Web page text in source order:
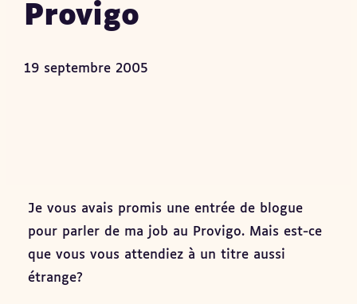
Provigo
19 septembre 2005
Je vous avais promis une entrée de blogue
pour parler de ma job au Provigo. Mais est-ce
que vous vous attendiez à un titre aussi
étrange?